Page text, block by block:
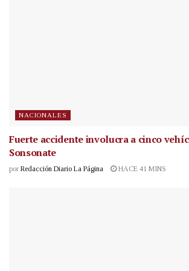
NACIONALES
Fuerte accidente involucra a cinco
Sonsonate
por Redacción Diario La Página HACE 41 MINS